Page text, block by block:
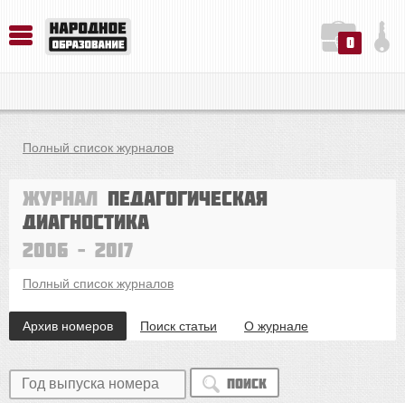
0
Полный список журналов
Журнал Педагогическая
диагностика
2006 – 2017
Полный список журналов
Архив номеров Поиск статьи О журнале
Поиск